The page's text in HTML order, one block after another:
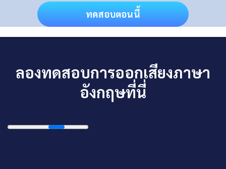
ทดสอบตอนนี้
ลองทดสอบการออกเสียงภาษา
อังกฤษที่นี่